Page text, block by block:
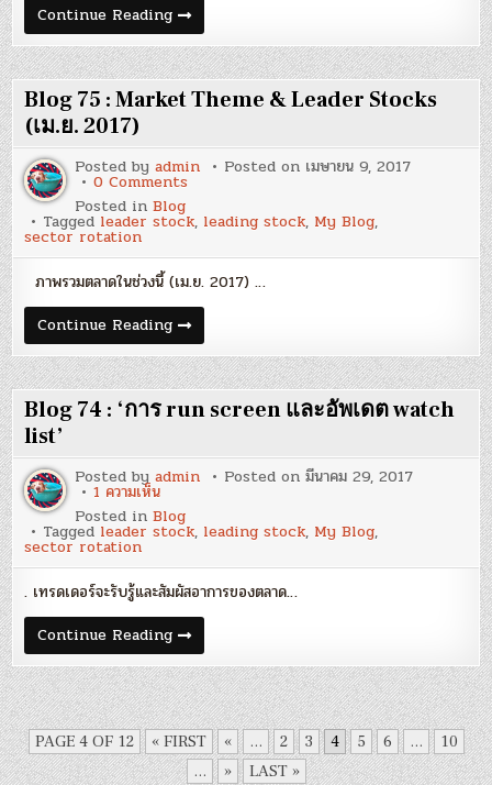
Continue ReadingBlog
76
:
‘อย่า
เสพ
ติด
การ
Blog 75 : Market Theme & Leader Stocks
(เม.ย. 2017)
Posted byadmin Posted on เมษายน 9, 2017
0 Comments
75
:
Theme
&
Leader
Stocks
(เม.ย.
2017)
Posted inBlog
Tagged leader stock, leading stock, My Blog,
sector rotation
ภาพรวมตลาดในช่วงนี้ (เม.ย. 2017) …
Continue ReadingBlog
75
:
Market
Theme
&
Leader
2017)
Blog 74 : ‘การ run screen และอัพเดต watch
list’
Posted byadmin Posted onมีนาคม 29, 2017
1 ความเห็นบน
Blog
74
:
run
screen
และ
อัพเดต
watch
list’
Posted inBlog
Tagged leader stock, leading stock, My Blog,
sector rotation
. เทรดเดอร์จะรับรู้และสัมผัสอาการของตลาด…
Continue ReadingBlog
74
:
‘การ
run
screen
และ
อัพเดต
watch
list’
PAGE 4 OF 12 « FIRST « ... 2 3 4 5 6 ...
10
...
» LAST »